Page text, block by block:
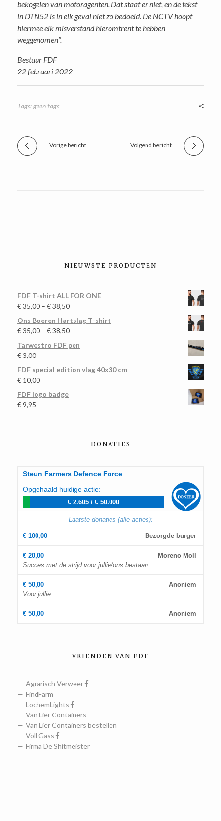
bekogelen van motoragenten. Dat staat er niet, en de tekst
in DTN52 is in elk geval niet zo bedoeld. De NCTV hoopt
hiermee elk misverstand hieromtrent te hebben
weggenomen”.
Bestuur FDF
22 februari 2022
Tags: geen tags
Vorige bericht Volgend bericht
NIEUWSTE PRODUCTEN
FDF T-shirt ALL FOR ONE
€35,00 – €38,50
Ons Boeren Hartslag T-shirt
€35,00 – €38,50
Tarwestro FDF pen
€3,00
FDF special edition vlag 40x30 cm
€ 10,00
FDF logo badge
€9,95
DONATIES
Steun Farmers Defence Force
Opgehaald huidige actie:
€ 2.605/ € 50.000
Laatste donaties (alle acties):
Bezorgde burger
€ 100,00
Moreno Moll
€ 20,00
Succes met de strijd voor jullie/ons bestaan.
Anoniem
€ 50,00
Voor jullie
Anoniem
€ 50,00
VRIENDEN VAN FDF
Agrarisch Verweer
FindFarm
LochemLights
Van Lier Containers
Van Lier Containers bestellen
Voll Gass
Firma De Shitmeister